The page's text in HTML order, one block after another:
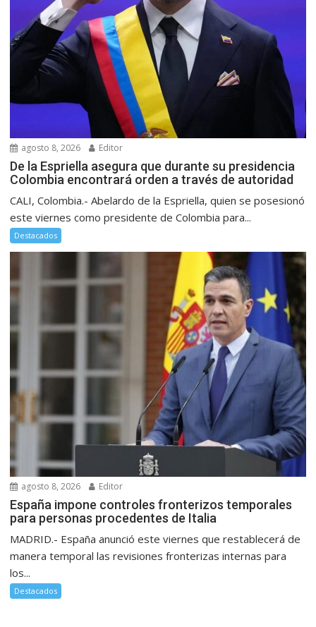
agosto 8, 2026 Editor
De la Espriella asegura que durante su presidencia
Colombia encontrará orden a través de autoridad
CALI, Colombia.- Abelardo de la Espriella, quien se posesionó
este viernes como presidente de Colombia para...
Destacados
agosto 8, 2026 Editor
España impone controles fronterizos temporales
para personas procedentes de Italia
MADRID.- España anunció este viernes que restablecerá de
manera temporal las revisiones fronterizas internas para
los...
Destacados